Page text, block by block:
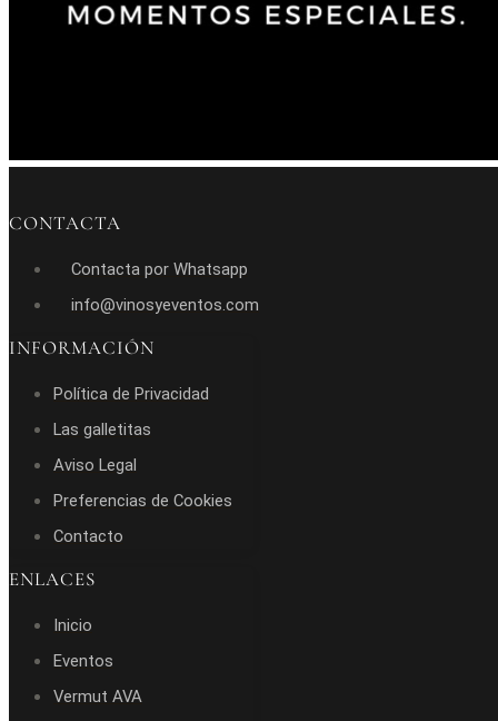
CONTACTA
Contacta por Whatsapp
info@vinosyeventos.com
INFORMACIÓN
Política de Privacidad
Las galletitas
Aviso Legal
Preferencias de Cookies
Contacto
ENLACES
Inicio
Eventos
Vermut AVA